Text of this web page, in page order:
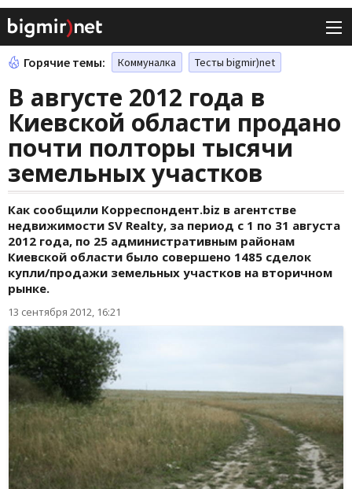
Горячие темы: Коммуналка Тесты bigmir)net
В августе 2012 года в
Киевской области продано
почти полторы тысячи
земельных участков
Как сообщили Корреспондент.biz в агентстве
недвижимости SV Realty, за период с 1 по 31 августа
2012 года, по 25 административным районам
Киевской области было совершено 1485 сделок
купли/продажи земельных участков на вторичном
рынке.
13 сентября 2012, 16:21